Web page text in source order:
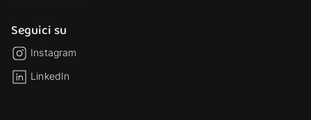
Seguici su
Instagram
LinkedIn